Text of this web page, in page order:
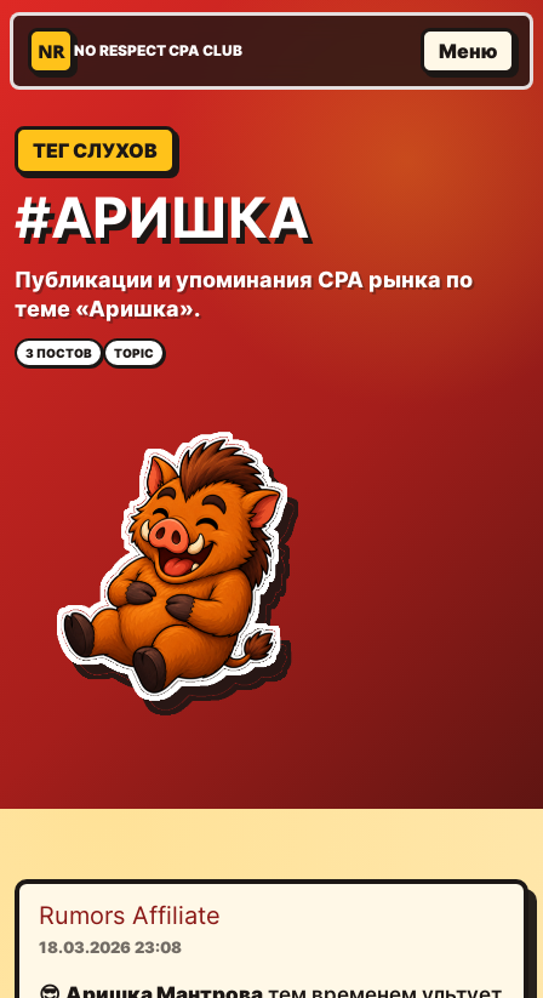
NR NO RESPECT CPA CLUB Меню
ТЕГ СЛУХОВ
#АРИШКА
Публикации и упоминания CPA рынка по
теме «Аришка».
3 ПОСТОВ TOPIC
Rumors Affiliate
18.03.2026 23:08